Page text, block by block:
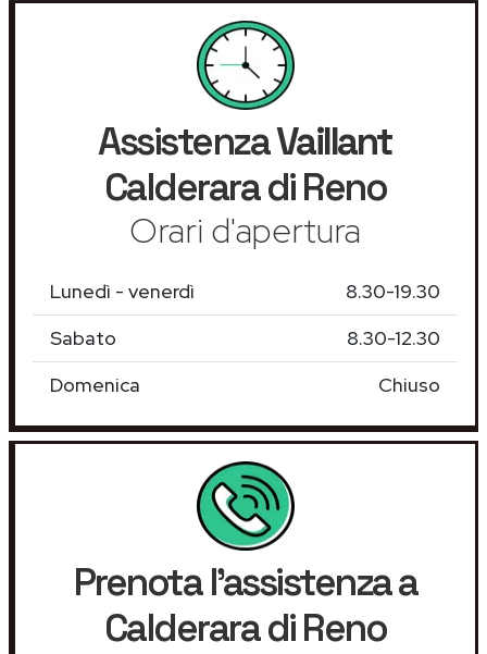
AssistenzaVaillant
Calderara di Reno
Orari d'apertura
Lunedì - venerdì
8.30-19.30
Sabato
8.30-12.30
Domenica
Chiuso
Prenota l'assistenza a
Calderara di Reno